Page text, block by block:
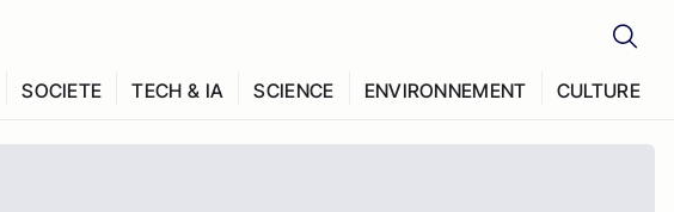
SOCIETE TECH & IA SCIENCE ENVIRONNEMENT CULTURE